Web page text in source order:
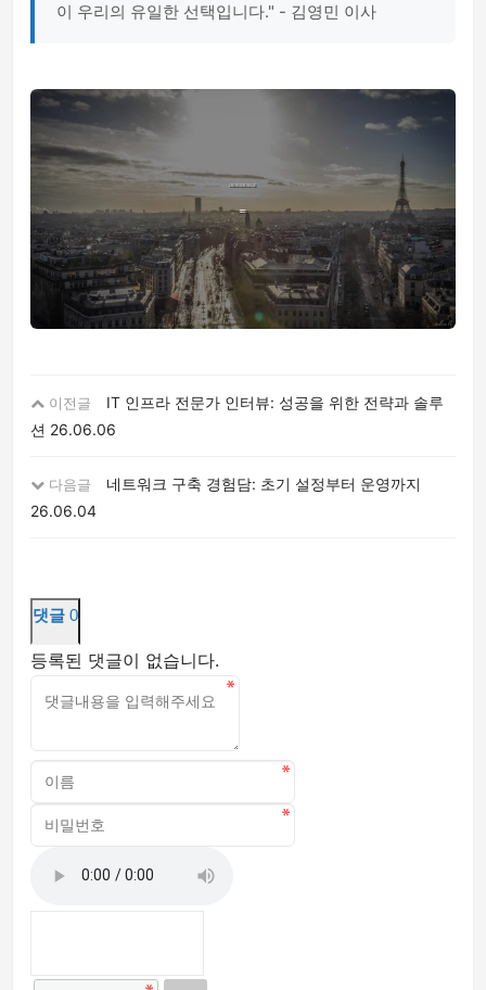
이 우리의 유일한 선택입니다." - 김영민 이사
이전글
IT 인프라 전문가 인터뷰: 성공을 위한 전략과 솔루
션 26.06.06
다음글
네트워크 구축 경험담: 초기 설정부터 운영까지
26.06.04
댓글 0
등록된 댓글이 없습니다.